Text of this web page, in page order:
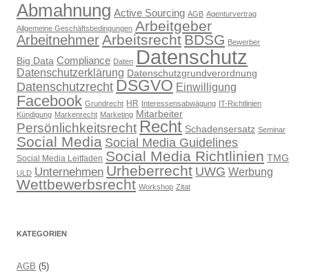
Abmahnung Active Sourcing AGB Agenturvertrag
Allgemeine Geschäftsbedingungen Arbeitgeber
ArbeitnehmerArbeitsrecht BDSG Bewerber
Big Data Compliance Daten Datenschutz
Datenschutzerklärung Datenschutzgrundverordnung
Datenschutzrecht DSGVO Einwilligung
Facebook Grundrecht HR Interessensabwägung IT-Richtlinien
Kündigung Markenrecht Marketing Mitarbeiter
Persönlichkeitsrecht Recht Schadensersatz Seminar
Social Media Social Media Guidelines
Social Media Leitfaden Social Media Richtlinien TMG
ULD Unternehmen Urheberrecht UWG Werbung
Wettbewerbsrecht Workshop Zitat
KATEGORIEN
AGB (5)